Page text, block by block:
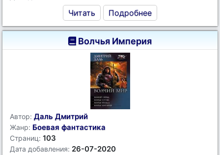
Читать Подробнее
Волчья Империя
Автор: Даль Дмитрий
Жанр: Боевая фантастика
Страниц: 103
Дата добавления: 26-07-2020